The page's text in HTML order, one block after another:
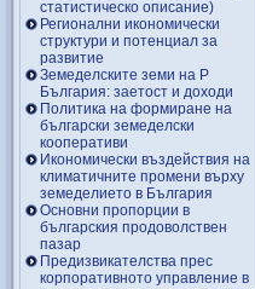
статистическо описание)
Регионални икономически
структури и потенциал за
развитие
Земеделските земи на Р
България: заетост и доходи
Политика на формиране на
български земеделски
кооперативи
Икономически въздействия на
климатичните промени върху
земеделието в България
Основни пропорции в
българския продоволствен
пазар
Предизвикателства прес
корпоративното управление в